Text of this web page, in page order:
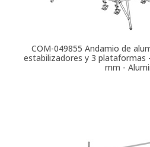
COM-049855 Andamio de
estabilizadores y 3 plataformas
mm -